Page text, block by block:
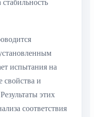
испытания на
свойства и
этих
соответствия